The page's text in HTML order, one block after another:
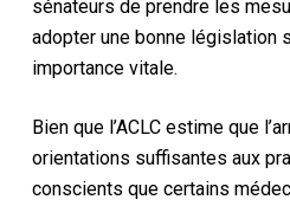
sénateurs de prendre les
adopter une bonne législation
importance vitale.
Bien que l’ACLC estime que
orientations suffisantes aux
conscients que certains